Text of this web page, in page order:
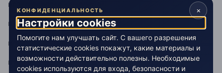
возвращается как волна
в моих глазах
и тот кого мне не хватало
в море тишины
×
КОНФИДЕНЦИАЛЬНОСТЬ
Настройки cookies
Помогите нам улучшать сайт. С вашего разрешения
статистические cookies покажут, какие материалы и
возможности действительно полезны. Необходимые
cookies используются для входа, безопасности и